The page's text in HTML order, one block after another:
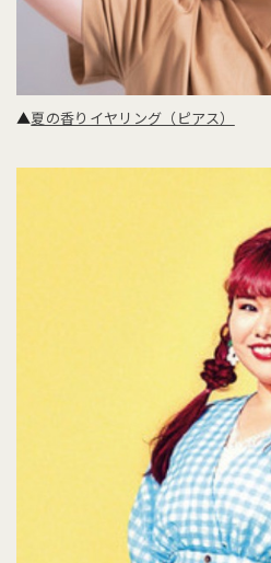
▲夏の香りイヤリング（ピアス）